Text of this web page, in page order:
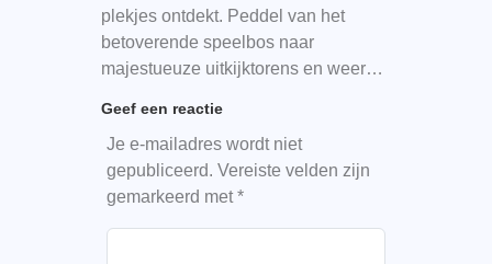
plekjes ontdekt. Peddel van het
betoverende speelbos naar
majestueuze uitkijktorens en weer…
Geef een reactie
Je e-mailadres wordt niet
gepubliceerd. Vereiste velden zijn
gemarkeerd met*